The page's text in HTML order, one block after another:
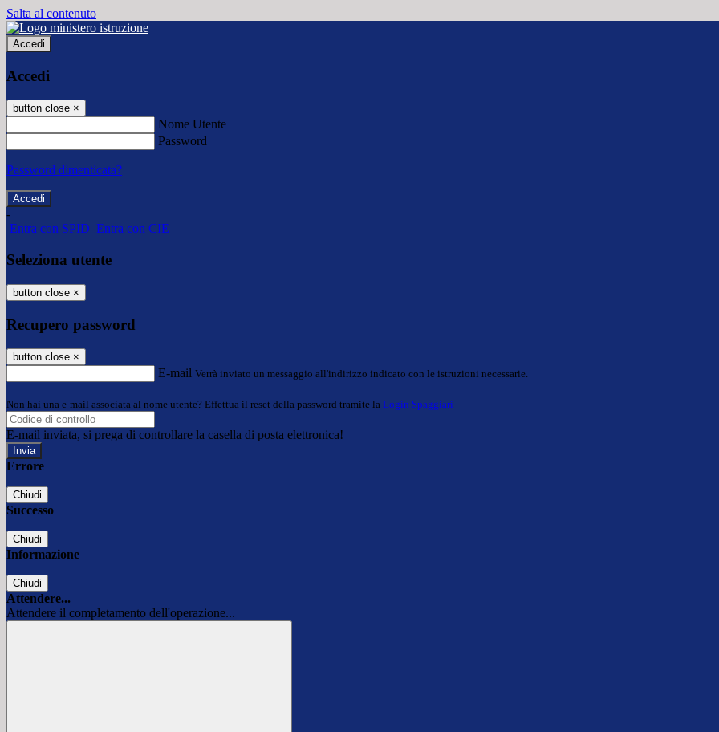
Salta al contenuto
Accedi
Accedi
button close ×
Nome Utente
Password
Password dimenticata?
-
Entra con SPID Entra con CIE
Seleziona utente
button close ×
Recupero password
button close ×
E-mail Verrà inviato un messaggio all'indirizzo indicato con le istruzioni necessarie.
Non hai una e-mail associata al nome utente? Effettua il reset della password tramite la Login Spaggiari
E-mail inviata, si prega di controllare la casella di posta elettronica!
Errore
Chiudi
Successo
Chiudi
Informazione
Chiudi
Attendere...
Attendere il completamento dell'operazione...